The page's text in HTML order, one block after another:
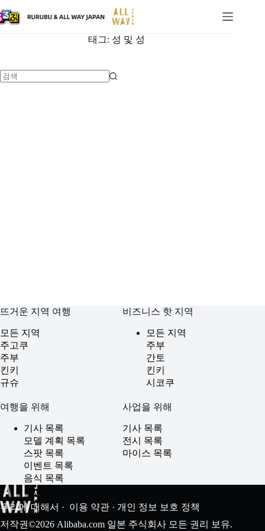
태그: 성 및 성
뜨거운 지역 여행
모든 지역
주고쿠
주부
킨키
규슈
비즈니스 핫 지역
모든 지역
주부
간토
킨키
시코쿠
여행을 위해
기사 목록
모델 계획 목록
스팟 목록
이벤트 목록
음식 목록
사업을 위해
기사 목록
전시 목록
마이스 목록
우리에 대해서 · 이용 약관 · 개인 정보 보호 정책
저작권©2026 Alibaba.com 일본 주식회사 모든 권리 보유.